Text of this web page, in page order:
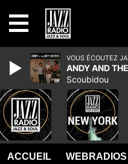
ACCUEIL WEBRADIOS
VOUS ÉCOUTEZ
ANDY AND
Scoubidou